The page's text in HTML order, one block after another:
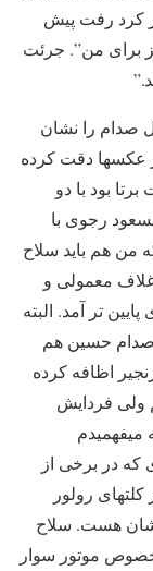
کرد رفت پیش
برای من”. جرئت
صدام را نشان
عکسها دقت کرده
بود با دو
رجوی با
من هم باید سلاح
معمولی و
تر آمد. البته
صدام حسین هم
اظافه کرده
ولی فردایش
میفهمیدم
در برخی از
رولور
هست. سلاح
موتور سوار